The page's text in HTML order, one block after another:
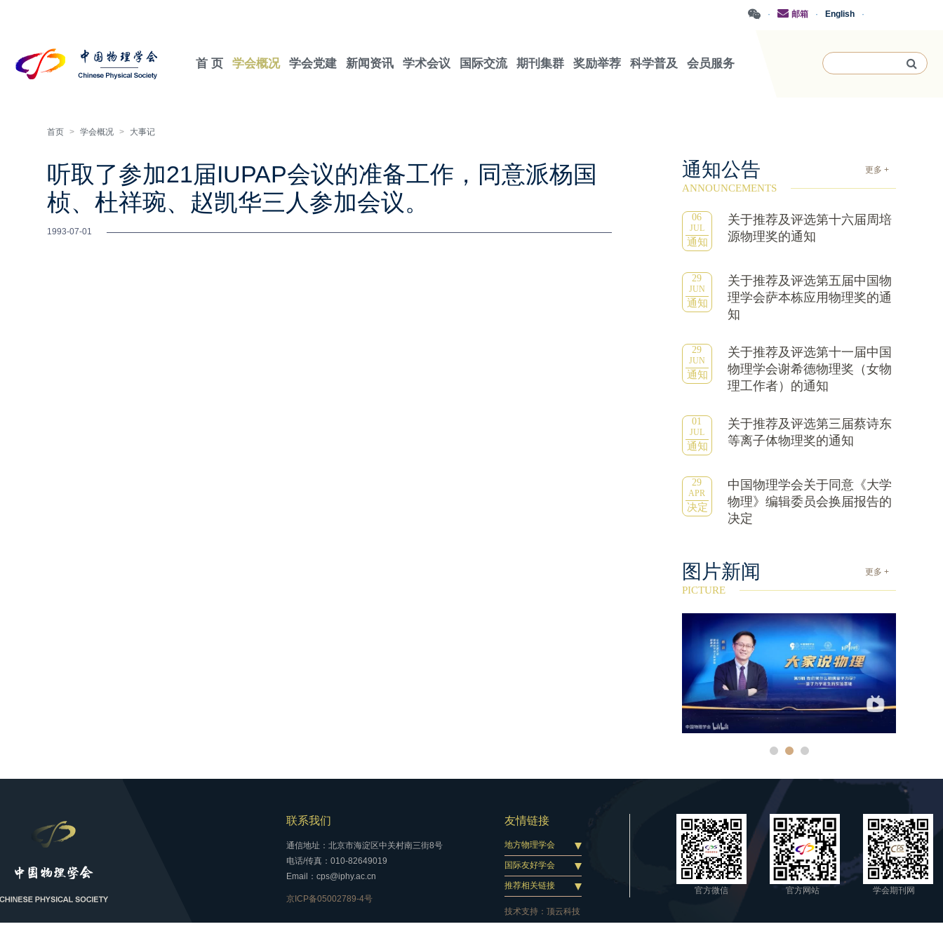
·
English
·
邮箱
·
首 页 学会概况 学会党建 新闻资讯 学术会议 国际交流 期刊集群 奖励举荐 科学普及 会员服务
首页 > 学会概况 > 大事记
听取了参加21届IUPAP会议的准备工作，同意派杨国
桢、杜祥琬、赵凯华三人参加会议。
1993-07-01
通知公告 更多 +
ANNOUNCEMENTS
06
JUL
通知
关于推荐及评选第十六届周培
源物理奖的通知
29
JUN
通知
关于推荐及评选第五届中国物
理学会萨本栋应用物理奖的通
知
29
JUN
通知
关于推荐及评选第十一届中国
物理学会谢希德物理奖（女物
理工作者）的通知
01
JUL
通知
关于推荐及评选第三届蔡诗东
等离子体物理奖的通知
29
APR
决定
中国物理学会关于同意《大学
物理》编辑委员会换届报告的
决定
更多 +
图片新闻
PICTURE
官方微信 官方网站 学会期刊网
联系我们
通信地址：北京市海淀区中关村南三街8号
电话/传真：010-82649019
Email：cps@iphy.ac.cn
京ICP备05002789-4号
友情链接
地方物理学会
国际友好学会
推荐相关链接
技术支持： 顶云科技